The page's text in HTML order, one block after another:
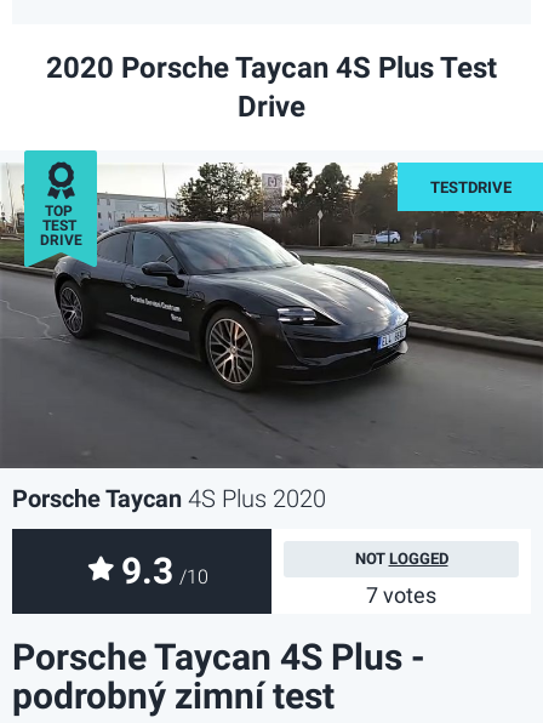
2020 Porsche Taycan 4S Plus Test
Drive
Porsche Taycan 4S Plus 2020
9.3 /10
NOT LOGGED
7 votes
Porsche Taycan 4S Plus -
podrobný zimní test